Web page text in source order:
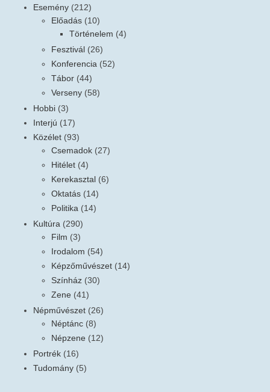
Esemény (212)
Előadás (10)
Történelem (4)
Fesztivál (26)
Konferencia (52)
Tábor (44)
Verseny (58)
Hobbi (3)
Interjú (17)
Közélet (93)
Csemadok (27)
Hitélet (4)
Kerekasztal (6)
Oktatás (14)
Politika (14)
Kultúra (290)
Film (3)
Irodalom (54)
Képzőművészet (14)
Színház (30)
Zene (41)
Népművészet (26)
Néptánc (8)
Népzene (12)
Portrék (16)
Tudomány (5)